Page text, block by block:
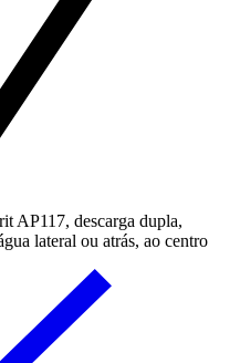
AP117, descarga dupla,
lateral ou atrás, ao centro